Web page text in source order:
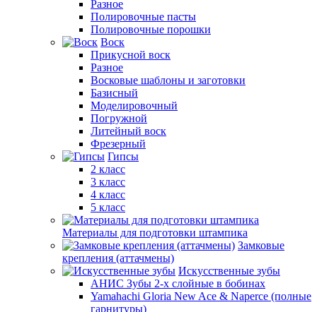
Разное
Полировочные пасты
Полировочные порошки
Воск
Прикусной воск
Разное
Восковые шаблоны и заготовки
Базисный
Моделировочный
Погружной
Литейный воск
Фрезерный
Гипсы
2 класс
3 класс
4 класс
5 класс
Материалы для подготовки штампика
Замковые
крепления (аттачмены)
Искусственные зубы
АНИС Зубы 2-х слойные в бобинах
Yamahachi Gloria New Ace & Naperce (полные
гарнитуры)